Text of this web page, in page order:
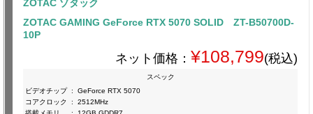
ZOTAC ゾタック
ZOTAC GAMING GeForce RTX 5070 SOLID ZT-B50700D-
10P
ネット価格： ¥108,799(税込)
スペック
ビデオチップ :
GeForce RTX 5070
コアクロック
:
2512MHz